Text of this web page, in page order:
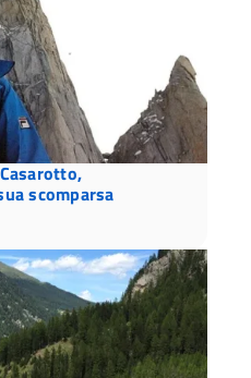
scomparsa